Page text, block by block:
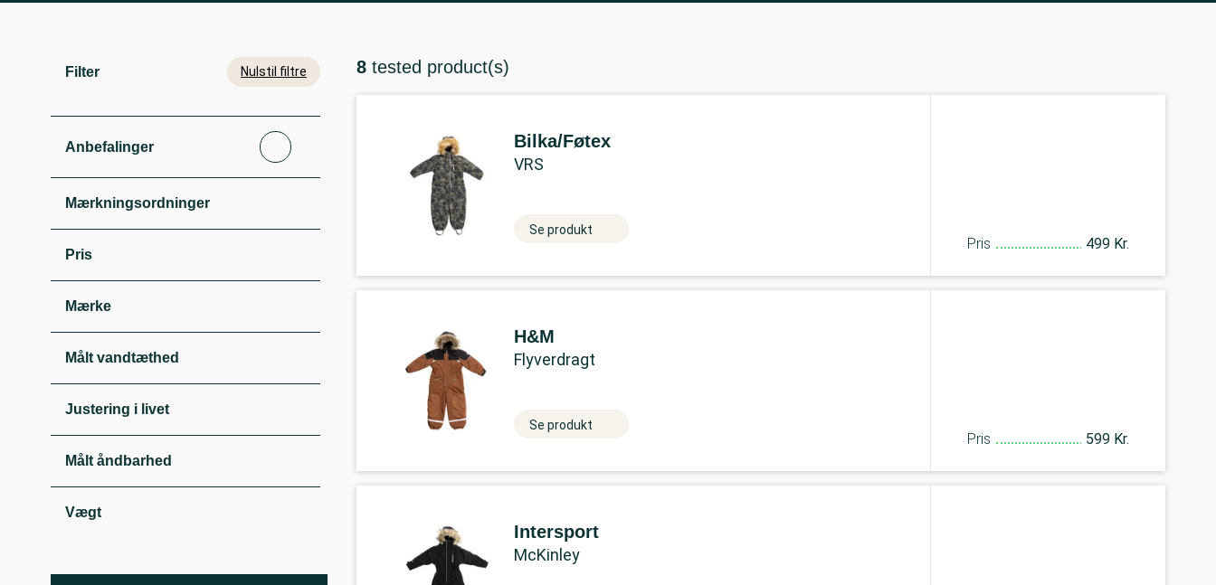
Filter Nulstil filtre
Anbefalinger
Mærkningsordninger
Pris
Mærke
Målt vandtæthed
Justering i livet
Målt åndbarhed
Vægt
8 tested product(s)
Bilka/Føtex
VRS
Se produkt
Pris 499 Kr.
H&M
Flyverdragt
Se produkt
Pris 599 Kr.
Intersport
McKinley